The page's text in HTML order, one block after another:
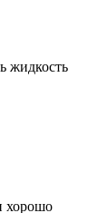
жидкость
хорошо